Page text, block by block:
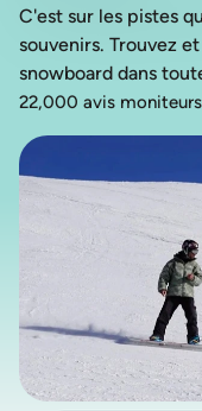
C'est sur les pistes
souvenirs. Trouvez
22,000 avis